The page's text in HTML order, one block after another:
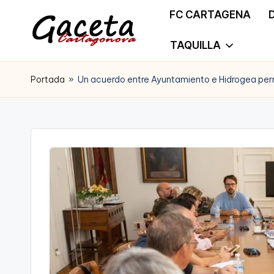
Saltar
al
G
a
e
Gaceta
Cartagonova,
informa
FC CARTAGENA
TAQUILLA
Portada » Un acuerdo entre Ayuntamiento e Hidrogea